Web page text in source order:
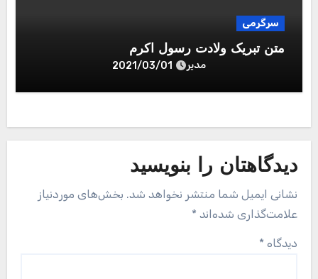
سرگرمی
متن تبریک ولادت رسول اکرم
مدیر 2021/03/01
دیدگاهتان را بنویسید
نشانی ایمیل شما منتشر نخواهد شد. بخش‌های موردنیاز
علامت‌گذاری شده‌اند *
دیدگاه *